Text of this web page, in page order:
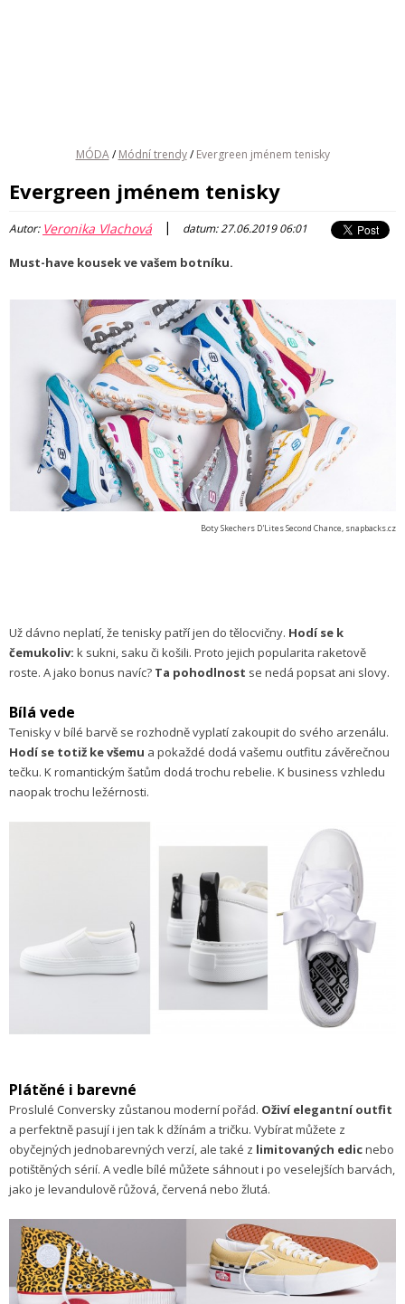
MÓDA / Módní trendy / Evergreen jménem tenisky
Evergreen jménem tenisky
Autor: Veronika Vlachová | datum: 27.06.2019 06:01
Must-have kousek ve vašem botníku.
Boty Skechers D'Lites Second Chance, snapbacks.cz
Už dávno neplatí, že tenisky patří jen do tělocvičny. Hodí se k
čemukoliv: k sukni, saku či košili. Proto jejich popularita raketově
roste. A jako bonus navíc? Ta pohodlnost se nedá popsat ani slovy.
Bílá vede
Tenisky v bílé barvě se rozhodně vyplatí zakoupit do svého arzenálu.
Hodí se totiž ke všemu a pokaždé dodá vašemu outfitu závěrečnou
tečku. K romantickým šatům dodá trochu rebelie. K business vzhledu
naopak trochu ležérnosti.
Plátěné i barevné
Proslulé Conversky zůstanou moderní pořád. Oživí elegantní outfit
a perfektně pasují i jen tak k džínám a tričku. Vybírat můžete z
obyčejných jednobarevných verzí, ale také z limitovaných edicnebo
potištěných sérií. A vedle bílé můžete sáhnout i po veselejších barvách,
jako je levandulově růžová, červená nebo žlutá.